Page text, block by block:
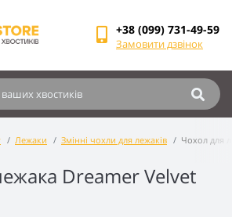
+38 (099) 731-49-59
Замовити дзвінок
Лежаки Змінні чохли для лежаків Чохол для
Dreamer Velvet